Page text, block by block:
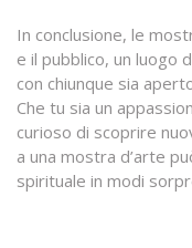
In conclusione, le
e il pubblico, un luogo
con chiunque sia
Che tu sia un
curioso di scoprire
a una mostra d’arte
spirituale in modi